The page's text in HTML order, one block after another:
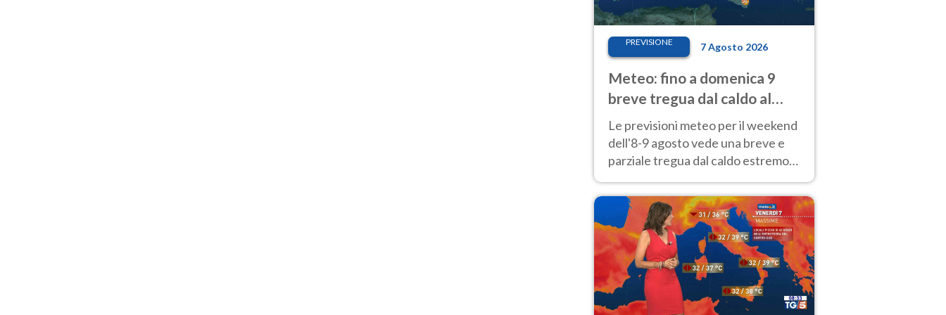
PREVISIONE 7 Agosto 2026
Meteo: fino a domenica 9
breve tregua dal caldo al
Nord! Altrove calura e afa
Le previsioni meteo per il weekend
dell'8-9 agosto vede una breve e
parziale tregua dal caldo estremo
40 gradi.